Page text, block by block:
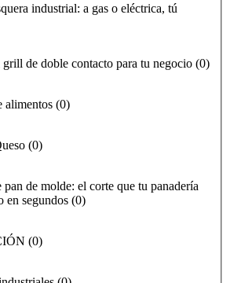
industrial: a gas o eléctrica, tú
grill de doble contacto para tu negocio (0)
alimentos (0)
(0)
pan de molde: el corte que tu panadería
en segundos (0)
(0)
experiencia?